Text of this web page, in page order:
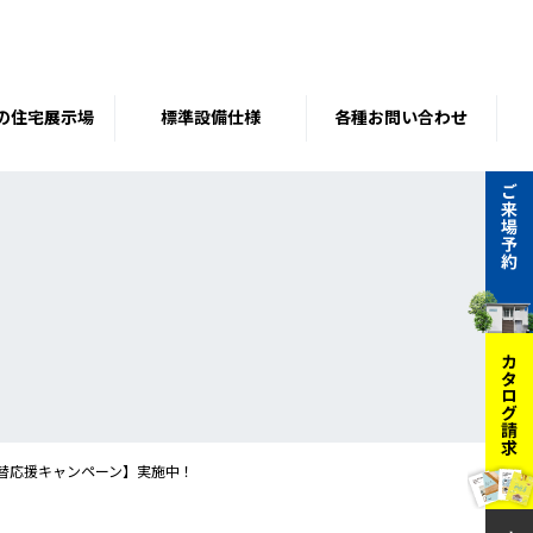
住宅展示場 標準設備仕様 各種お問い合わせ
援キャンペーン】実施中！